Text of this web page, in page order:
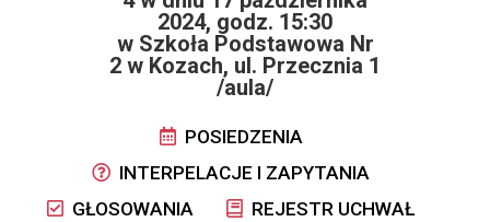
2024, godz. 15:30
w Szkoła Podstawowa Nr
2 w Kozach, ul. Przecznia 1
/aula/
POSIEDZENIA
INTERPELACJE I ZAPYTANIA
GŁOSOWANIA
REJESTR UCHWAŁ